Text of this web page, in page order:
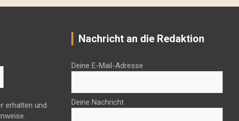
erhalten und
Nachricht an die Redaktion
Deine E-Mail-Adresse
Deine Nachricht